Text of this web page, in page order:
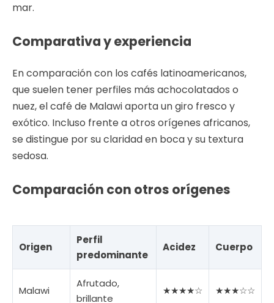
mar.
Comparativa y experiencia
En comparación con los cafés latinoamericanos,
que suelen tener perfiles más achocolatados o
nuez, el café de Malawi aporta un giro fresco y
exótico. Incluso frente a otros orígenes africanos,
se distingue por su claridad en boca y su textura
sedosa.
Comparación con otros orígenes
Origen
Perfil
predominante
Acidez Cuerpo
Malawi
Afrutado,
brillante
★★★★☆ ★★★☆☆